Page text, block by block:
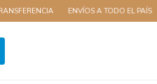
ENVÍOS A TODO EL PAÍS